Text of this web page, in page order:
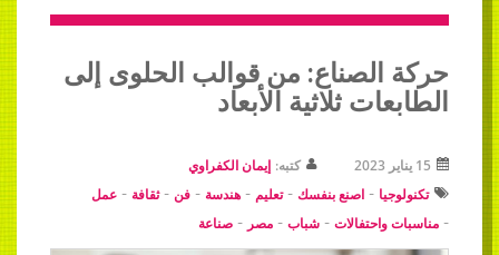
حركة الصناع: من قوالب الحلوى إلى
الطابعات ثلاثية الأبعاد
15 يناير 2023 كتبه: إيمان الكفراوي
تكنولوجيا - اصنع بنفسك -تعليم - هندسة - فن -ثقافة - عمل
- مناسبات واحتفالات - شباب - مصر - صناعة